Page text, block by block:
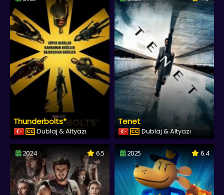
Thunderbolts*
Dublaj & Altyazı
Tenet
Dublaj & Altyazı
2024 6.5 2025 6.4